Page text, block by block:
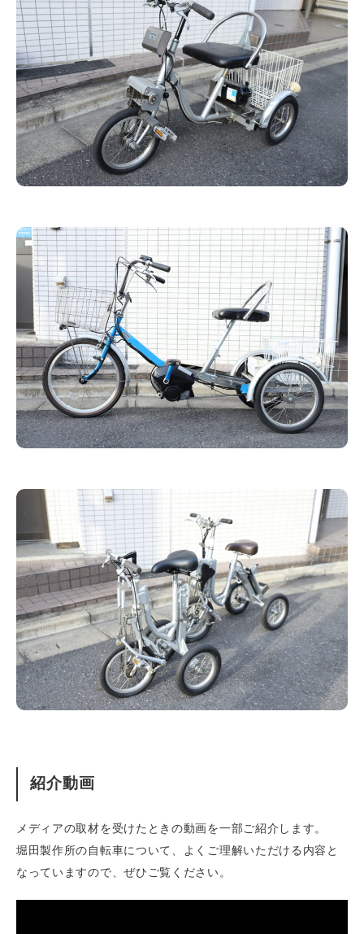
紹介動画
メディアの取材を受けたときの動画を一部ご紹介します。
堀田製作所の自転車について、よくご理解いただける内容と
なっていますので、ぜひご覧ください。